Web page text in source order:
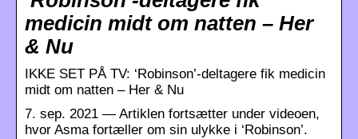
medicin midt om natten – Her
& Nu
IKKE SET PÅ TV: ‘Robinson’-deltagere fik medicin
midt om natten – Her & Nu
7. sep. 2021 — Artiklen fortsætter under videoen,
hvor Asma fortæller om sin ulykke i ‘Robinson’.